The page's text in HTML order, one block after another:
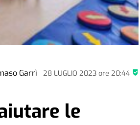
Garrì 28 LUGLIO 2023ore 20:44
le